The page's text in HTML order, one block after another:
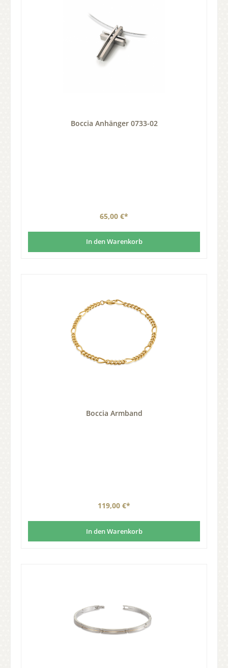
Boccia Anhänger 0733-02
65,00 €*
In den Warenkorb
Boccia Armband
119,00 €*
In den Warenkorb